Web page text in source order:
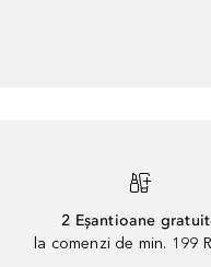
2 Eșantioane
la comenzi de min. 199